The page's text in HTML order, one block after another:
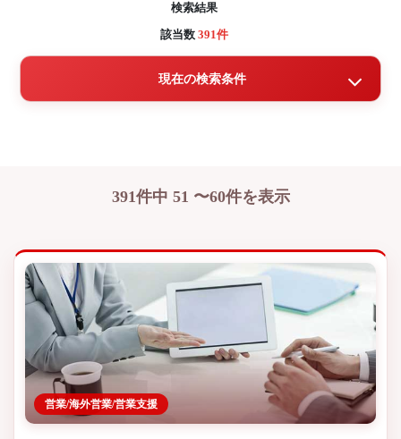
検索結果
該当数 391件
現在の検索条件
391件中 51 〜60件を表示
営業/海外営業/営業支援